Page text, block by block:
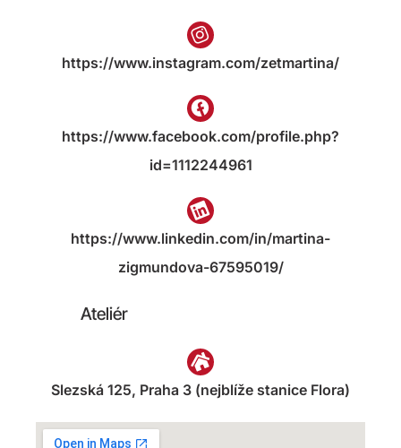
https://www.instagram.com/zetmartina/
https://www.facebook.com/profile.php?
id=1112244961
https://www.linkedin.com/in/martina-
zigmundova-67595019/
Ateliér
Slezská 125, Praha 3 (nejblíže stanice Flora)